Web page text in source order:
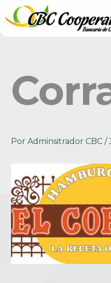
Por Adminsitrador CBC /